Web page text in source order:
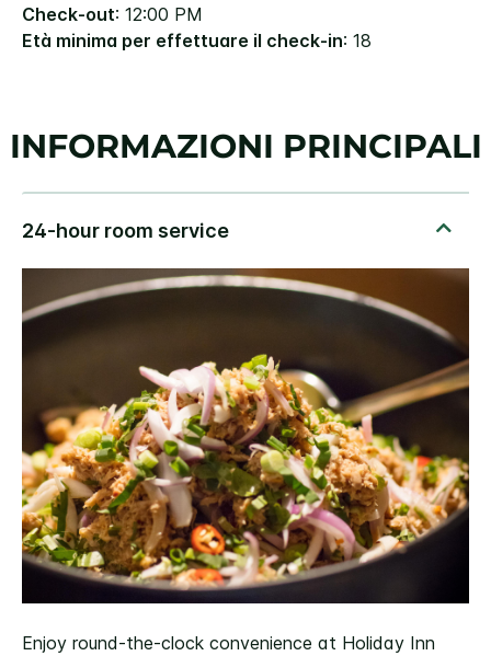
Check-out: 12:00 PM
Età minima per effettuare il check-in: 18
INFORMAZIONI PRINCIPALI
Enjoy round-the-clock convenience at Holiday Inn